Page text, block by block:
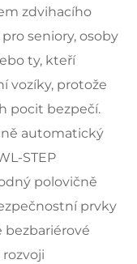
zdvihacího
seniory, osoby
ty, kteří
vozíky, protože
pocit bezpečí.
automatický
STEP
polovičně
prvky
bezbariérové